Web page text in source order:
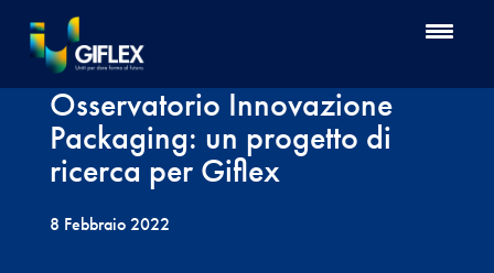
Osservatorio Innovazione
Packaging: un progetto di
ricerca per Giflex
8 Febbraio 2022